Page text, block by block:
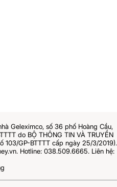
Geleximco, số 36 phố Hoàng Cầu,
do BỘ THÔNG TIN VÀ TRUYỀN
103/GP-BTTTT cấp ngày 25/3/2019).
Hotline: 038.509.6665. Liên hệ: